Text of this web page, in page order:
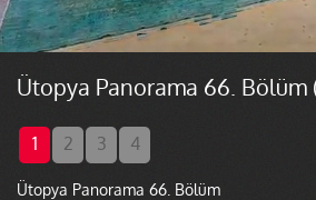
Ütopya Panorama 66.
1 2 3 4
Ütopya Panorama 66. Bölüm